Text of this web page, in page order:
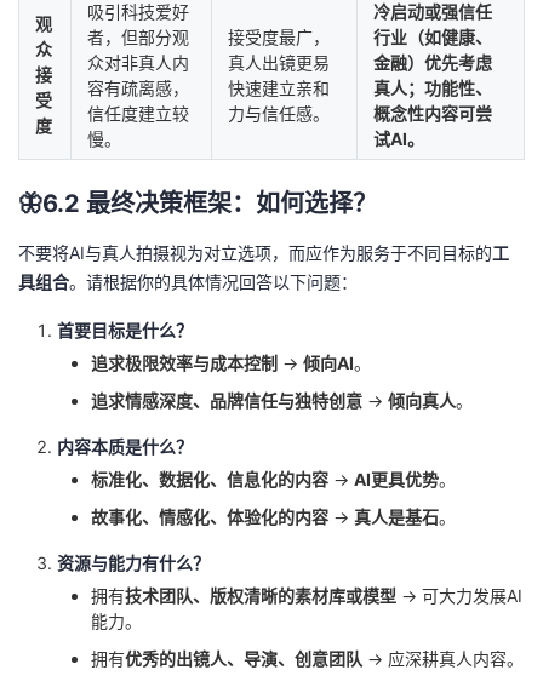
观
众
接
受
度
吸引科技爱好
者，但部分观
众对非真人内
容有疏离感，
信任度建立较
慢。
接受度最广，
真人出镜更易
快速建立亲和
力与信任感。
冷启动或强信任
行业（如健康、
金融）优先考虑
真人；功能性、
概念性内容可尝
试AI。
🦋6.2 最终决策框架：如何选择？
不要将AI与真人拍摄视为对立选项，而应作为服务于不同目标的工
具组合。请根据你的具体情况回答以下问题：
首要目标是什么？
追求极限效率与成本控制 → 倾向AI。
追求情感深度、品牌信任与独特创意 → 倾向真人。
内容本质是什么？
标准化、数据化、信息化的内容 → AI更具优势。
故事化、情感化、体验化的内容 → 真人是基石。
资源与能力有什么？
拥有技术团队、版权清晰的素材库或模型 → 可大力发展AI
能力。
拥有优秀的出镜人、导演、创意团队 → 应深耕真人内容。